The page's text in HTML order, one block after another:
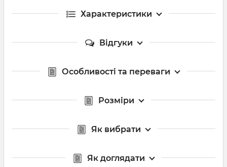
Характеристики
Відгуки
Особливості та переваги
Розміри
Як вибрати
Як доглядати